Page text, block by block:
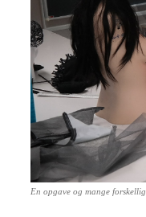
En opgave og mange